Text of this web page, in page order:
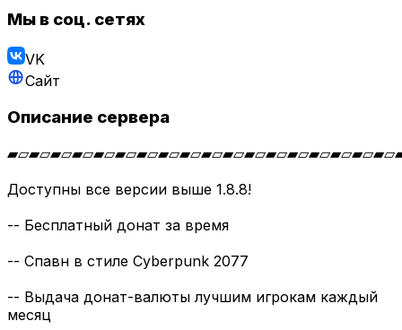
Мы в соц. сетях
VK
Сайт
Описание сервера
Доступны все версии выше 1.8.8!
-- Бесплатный донат за время
-- Спавн в стиле Cyberpunk 2077
-- Выдача донат-валюты лучшим игрокам каждый
месяц